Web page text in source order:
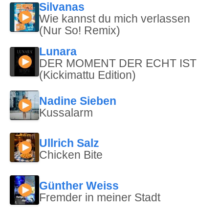
Silvanas
Wie kannst du mich verlassen
(Nur So! Remix)
Lunara
DER MOMENT DER ECHT IST
(Kickimattu Edition)
Nadine Sieben
Kussalarm
Ullrich Salz
Chicken Bite
Günther Weiss
Fremder in meiner Stadt